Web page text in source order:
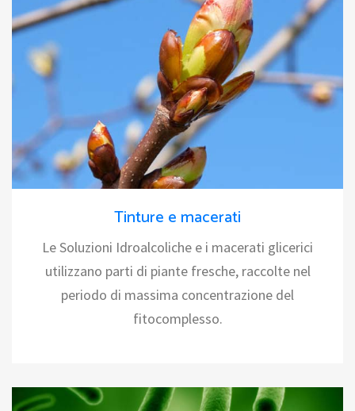
Tinture e macerati
Le Soluzioni Idroalcoliche e i macerati glicerici
utilizzano parti di piante fresche, raccolte nel
periodo di massima concentrazione del
fitocomplesso.